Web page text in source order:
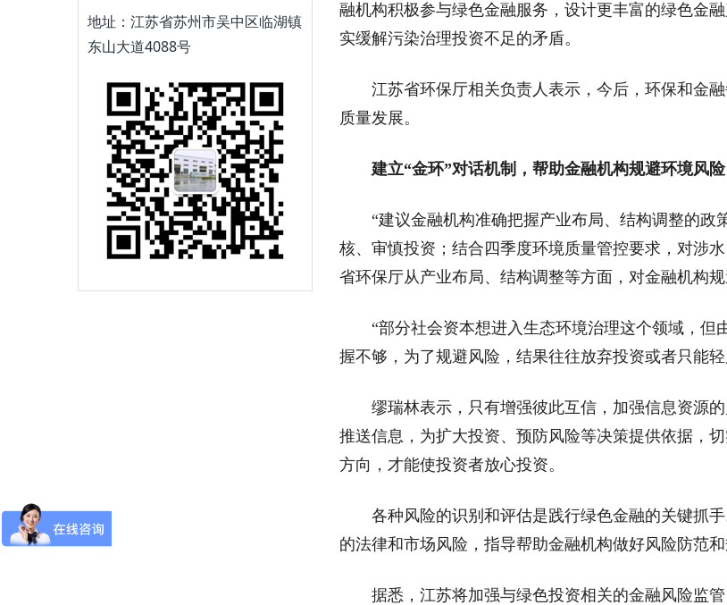
融机构积极参与绿色金融服务，设计更丰富的绿色金
实缓解污染治理投资不足的矛盾。
江苏省环保厅相关负责人表示，今后，环保和金融
质量发展。
建立“金环”对话机制，帮助金融机构规避环境风险
“建议金融机构准确把握产业布局、结构调整的政
核、审慎投资；结合四季度环境质量管控要求，对涉
省环保厅从产业布局、结构调整等方面，对金融机构规
“部分社会资本想进入生态环境治理这个领域，但
握不够，为了规避风险，结果往往放弃投资或者只能
缪瑞林表示，只有增强彼此互信，加强信息资源的
推送信息，为扩大投资、预防风险等决策提供依据，
方向，才能使投资者放心投资。
各种风险的识别和评估是践行绿色金融的关键抓手
的法律和市场风险，指导帮助金融机构做好风险防范和
据悉，江苏将加强与绿色投资相关的金融风险监管
地址：江苏省苏州市吴中区临湖镇
东山大道4088号